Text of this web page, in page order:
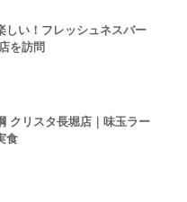
しい！フレッシュネスバー
を訪問
クリスタ長堀店｜味玉ラー
食